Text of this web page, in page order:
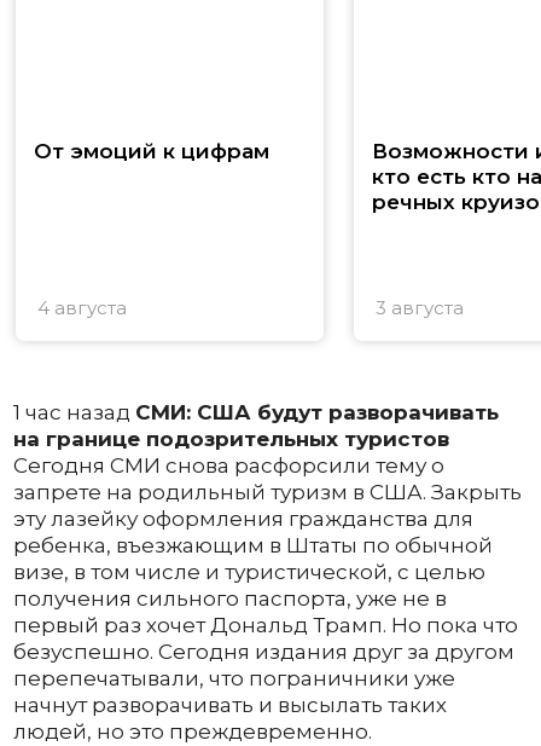
От эмоций к цифрам
4 августа
Возможности
кто есть кто
речных
3 августа
1 час назад СМИ: США будут разворачивать
на границе подозрительных туристов
Сегодня СМИ снова расфорсили тему о
запрете на родильный туризм в США. Закрыть
эту лазейку оформления гражданства для
ребенка, въезжающим в Штаты по обычной
визе, в том числе и туристической, с целью
получения сильного паспорта, уже не в
первый раз хочет Дональд Трамп. Но пока что
безуспешно. Сегодня издания друг за другом
перепечатывали, что пограничники уже
начнут разворачивать и высылать таких
людей, но это преждевременно.